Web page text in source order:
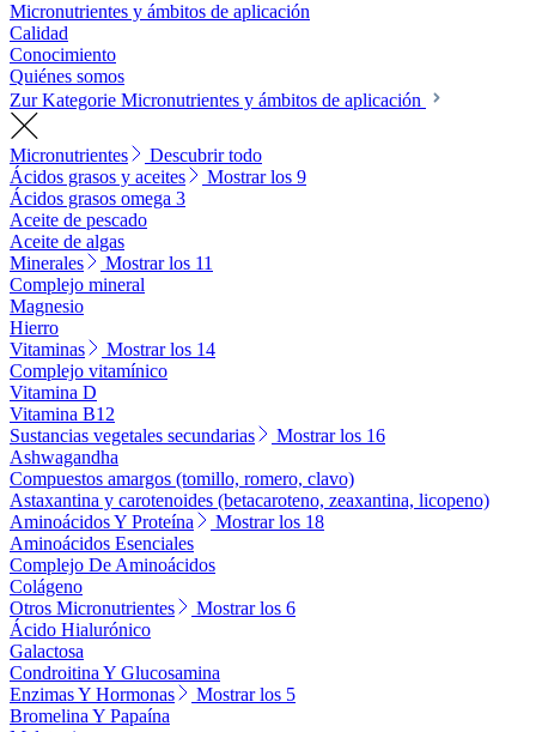
Micronutrientes y ámbitos de aplicación
Calidad
Conocimiento
Quiénes somos
Zur Kategorie Micronutrientes y ámbitos de aplicación
Micronutrientes
Descubrir todo
Ácidos grasos y aceites
Mostrar los 9
Ácidos grasos omega 3
Aceite de pescado
Aceite de algas
Minerales
Mostrar los 11
Complejo mineral
Magnesio
Hierro
Vitaminas
Mostrar los 14
Complejo vitamínico
Vitamina D
Vitamina B12
Sustancias vegetales secundarias
Mostrar los 16
Ashwagandha
Compuestos amargos (tomillo, romero, clavo)
Astaxantina y carotenoides (betacaroteno, zeaxantina, licopeno)
Aminoácidos Y Proteína
Mostrar los 18
Aminoácidos Esenciales
Complejo De Aminoácidos
Colágeno
Otros Micronutrientes
Mostrar los 6
Ácido Hialurónico
Galactosa
Condroitina Y Glucosamina
Enzimas Y Hormonas
Mostrar los 5
Bromelina Y Papaína